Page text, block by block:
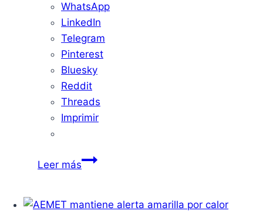
WhatsApp
LinkedIn
Telegram
Pinterest
Bluesky
Reddit
Threads
Imprimir
Leer másAlerta
Extremadura